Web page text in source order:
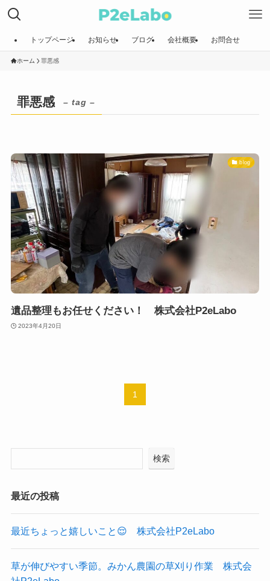
トップページ お知らせ ブログ 会社概要 お問合せ
ホーム 罪悪感
罪悪感 – tag –
blog
遺品整理もお任せください！ 株式会社P2eLabo
2023年4月20日
1
検索
最近の投稿
最近ちょっと嬉しいこと😌 株式会社P2eLabo
草が伸びやすい季節。みかん農園の草刈り作業 株式会